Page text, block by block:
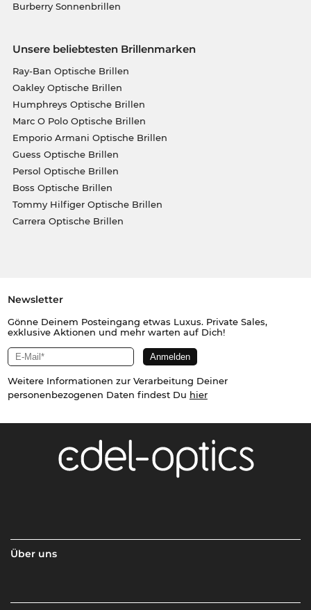
Burberry Sonnenbrillen
Unsere beliebtesten Brillenmarken
Ray-Ban Optische Brillen
Oakley Optische Brillen
Humphreys Optische Brillen
Marc O Polo Optische Brillen
Emporio Armani Optische Brillen
Guess Optische Brillen
Persol Optische Brillen
Boss Optische Brillen
Tommy Hilfiger Optische Brillen
Carrera Optische Brillen
Newsletter
Gönne Deinem Posteingang etwas Luxus. Private Sales,
exklusive Aktionen und mehr warten auf Dich!
Weitere Informationen zur Verarbeitung Deiner
personenbezogenen Daten findest Du hier
Über uns